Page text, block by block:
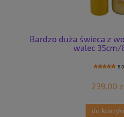
Bardzo duża świeca z
walec 35cm/
5.0
239,00
do